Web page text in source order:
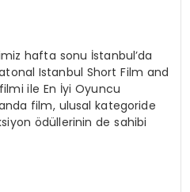
hafta sonu İstanbul’da
Istanbul Short Film and
filmi ile En İyi Oyuncu
film, ulusal kategoride
ödüllerinin de sahibi